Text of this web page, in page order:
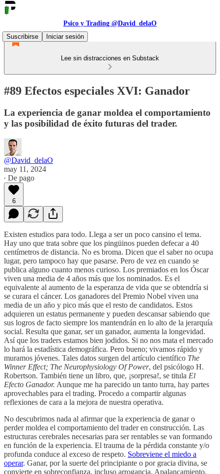
Psico y Trading @David_delaO
Suscribirse
Iniciar sesión
Lee sin distracciones en Substack
#89 Efectos especiales XVI: Ganador
La experiencia de ganar moldea el comportamiento
y las posibilidad de éxito futuras del trader.
@David_delaO
may 11, 2024
∙ De pago
6
Existen estudios para todo. Llega a ser un poco cansino el tema.
Hay uno que trata sobre que los pingüinos pueden defecar a 40
centímetros de distancia. No es broma. Dicen que el saber no ocupa
lugar, pero tampoco hay que pasarse. Pero de vez en cuando se
publica alguno cuanto menos curioso. Los premiados en los Óscar
viven una media de 4 años más que los nominados. Es el
equivalente al aumento de la esperanza de vida que se obtendría si
se curara el cáncer. Los ganadores del Premio Nobel viven una
media de un año y pico más que el resto de candidatos. Estos
adquieren un estatus permanente y pueden descansar sabiendo que
sus logros de facto siempre los mantendrán en lo alto de la jerarquía
social. Resulta que ganar, ser un ganador, aumenta la longevidad.
Así que los traders estamos bien jodidos. Si no nos mata el mercado
lo hará la estadística demográfica. Pero bueno; vivamos rápido y
muramos jóvenes. Tales datos surgen del artículo científico The
Winner Effect; The Neurophysiology Of Power, del psicólogo H.
Robertson. También tiene un libro, que, ¡sorpresa!, se titula El
Efecto Ganador. Aunque me ha parecido un tanto turra, hay partes
aprovechables para el trading. Procedo a compartir algunas
reflexiones de cara a la mejora de nuestra operativa.
No descubrimos nada al afirmar que la experiencia de ganar o
perder moldea el comportamiento del trader en construcción. Las
estructuras cerebrales necesarias para ser rentables se van formando
en función de la experiencia. El trauma de la pérdida constante y/o
profunda conduce al exceso de respeto. Sobreviene el miedo a
operar. Ganar, por la suerte del principiante o por gracia divina, se
convierte en sobreconfianza, incluso arrogancia. Apalancamiento,